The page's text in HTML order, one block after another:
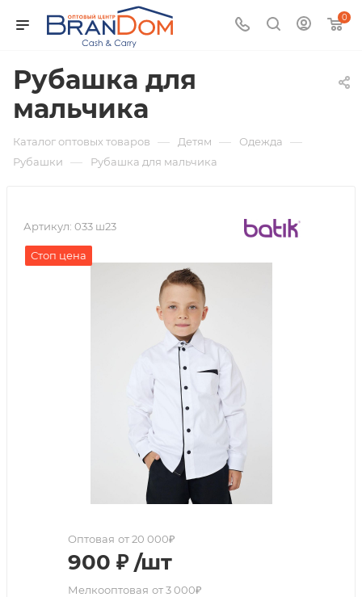
0
Рубашка для
мальчика
Каталог оптовых товаров — Детям — Одежда —
Рубашки — Рубашка для мальчика
Артикул: 033 ш23
Стоп цена
Оптовая от 20 000₽
900 ₽ /шт
Мелкооптовая от 3 000₽